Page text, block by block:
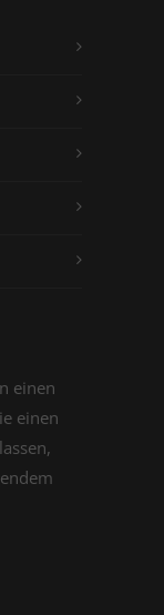
einen
einen